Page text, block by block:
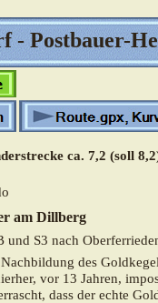
- Postbauer-
ca. 7,2 (soll
am Dillberg
und S3 nach
des
vor 13 Jahren,
dass der echte